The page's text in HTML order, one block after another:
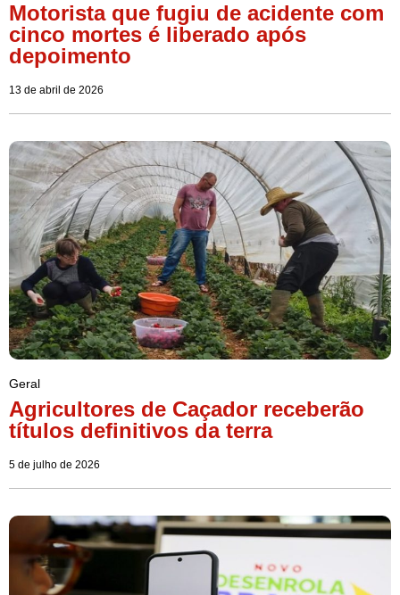
Motorista que fugiu de acidente com
cinco mortes é liberado após
depoimento
13 de abril de 2026
Geral
Agricultores de Caçador receberão
títulos definitivos da terra
5 de julho de 2026